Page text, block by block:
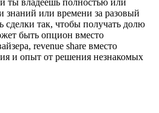
знаний или времени за разовый
сделки так, чтобы получать долю
быть опцион вместо
revenue share вместо
и опыт от решения незнакомых